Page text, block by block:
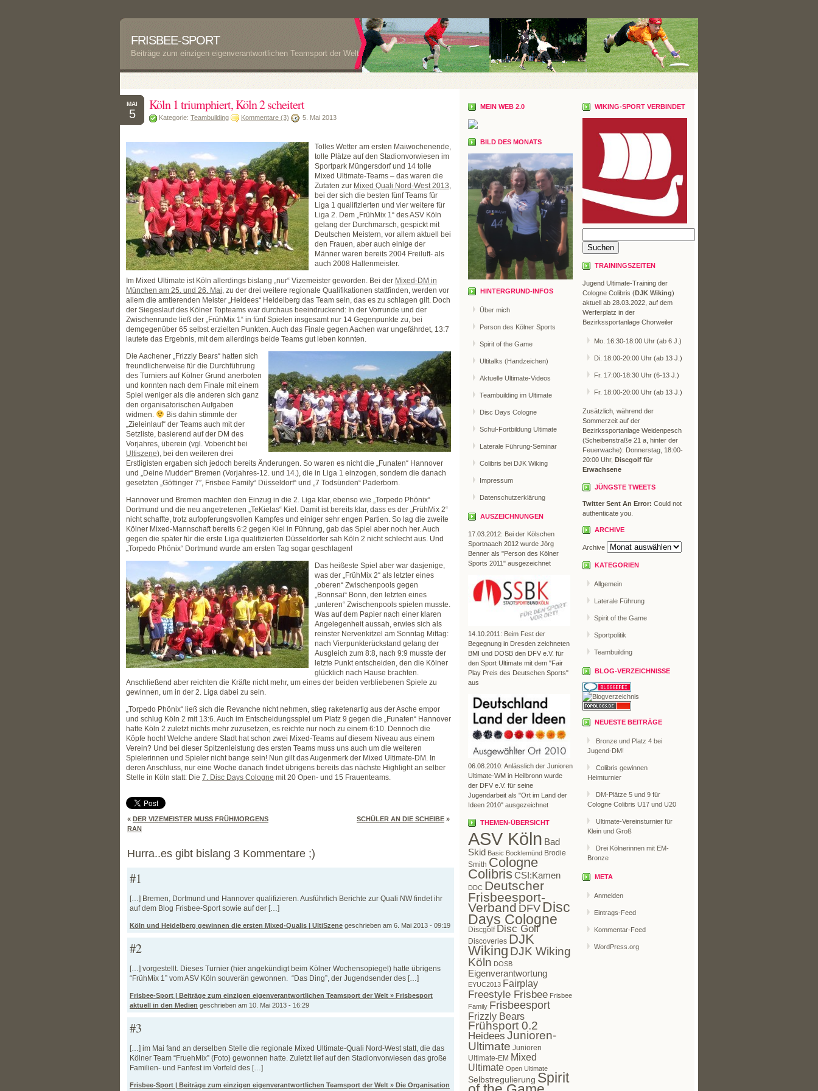
FRISBEE-SPORT
Beiträge zum einzigen eigenverantwortlichen Teamsport der Welt
MAI
5
Köln 1 triumphiert, Köln 2 scheitert
Kategorie: Teambuilding Kommentare (3) 5. Mai 2013
Tolles Wetter am ersten Maiwochenende,
tolle Plätze auf den Stadionvorwiesen im
Sportpark Müngersdorf und 14 tolle
Mixed Ultimate-Teams – das waren die
Zutaten zur Mixed Quali Nord-West 2013,
bei der sich die besten fünf Teams für
Liga 1 qualifizierten und vier weitere für
Liga 2. Dem „FrühMix 1“ des ASV Köln
gelang der Durchmarsch, gespickt mit
Deutschen Meistern, vor allem aktuell bei
den Frauen, aber auch einige der
Männer waren bereits 2004 Freiluft- als
auch 2008 Hallenmeister.
Im Mixed Ultimate ist Köln allerdings bislang „nur“ Vizemeister geworden. Bei der Mixed-DM in
München am 25. und 26. Mai, zu der drei weitere regionale Qualifikationen stattfinden, werden vor
allem die amtierenden Meister „Heidees“ Heidelberg das Team sein, das es zu schlagen gilt. Doch
der Siegeslauf des Kölner Topteams war durchaus beeindruckend: In der Vorrunde und der
Zwischenrunde ließ der „FrühMix 1“ in fünf Spielen insgesamt nur 14 Gegenpunkte zu, bei
demgegenüber 65 selbst erzielten Punkten. Auch das Finale gegen Aachen war ungefährdet, 13:7
lautete das Ergebnis, mit dem allerdings beide Teams gut leben konnten.
Die Aachener „Frizzly Bears“ hatten sich
freundlicherweise für die Durchführung
des Turniers auf Kölner Grund anerboten
und konnten nach dem Finale mit einem
Spiel weniger als die anderen sich ganz
den organisatorischen Aufgaben
widmen.
Bis dahin stimmte der
„Zieleinlauf“ der Teams auch mit der
Setzliste, basierend auf der DM des
Vorjahres, überein (vgl. Vobericht bei
Ultiszene), bei den weiteren drei
Erstligisten ergaben sich jedoch bereits Änderungen. So waren es nicht die „Funaten“ Hannover
und „Deine Mudder“ Bremen (Vorjahres-12. und 14.), die in Liga 1 einzogen, sondern die danach
gesetzten „Göttinger 7″, Frisbee Family“ Düsseldorf“ und „7 Todsünden“ Paderborn.
Hannover und Bremen machten den Einzug in die 2. Liga klar, ebenso wie „Torpedo Phönix“
Dortmund und die neu angetretenen „TeKielas“ Kiel. Damit ist bereits klar, dass es der „FrühMix 2“
nicht schaffte, trotz aufopferungsvollen Kampfes und einiger sehr engen Partien. So lag die zweite
Kölner Mixed-Mannschaft bereits 6:2 gegen Kiel in Führung, gab das Spiel aber noch her. Auch
gegen die später für die erste Liga qualifizierten Düsseldorfer sah Köln 2 nicht schlecht aus. Und
„Torpedo Phönix“ Dortmund wurde am ersten Tag sogar geschlagen!
Das heißeste Spiel aber war dasjenige,
was der „FrühMix 2“ als letzter eines
„oberen“ Zwischenpools gegen
„Bonnsai“ Bonn, den letzten eines
„unteren“ Zwischenpools spielen musste.
Was auf dem Papier nach einer klaren
Angelegenheit aussah, erwies sich als
reinster Nervenkitzel am Sonntag Mittag:
nach Vierpunkterückstand gelang der
Ausgleich zum 8:8, nach 9:9 musste der
letzte Punkt entscheiden, den die Kölner
glücklich nach Hause brachten.
Anschließend aber reichten die Kräfte nicht mehr, um eines der beiden verbliebenen Spiele zu
gewinnen, um in der 2. Liga dabei zu sein.
„Torpedo Phönix“ ließ sich die Revanche nicht nehmen, stieg raketenartig aus der Asche empor
und schlug Köln 2 mit 13:6. Auch im Entscheidungsspiel um Platz 9 gegen die „Funaten“ Hannover
hatte Köln 2 zuletzt nichts mehr zuzusetzen, es reichte nur noch zu einem 6:10. Dennoch die
Köpfe hoch! Welche andere Stadt hat schon zwei Mixed-Teams auf diesem Niveau aus einem
Verein? Und bei dieser Spitzenleistung des ersten Teams muss uns auch um die weiteren
Spielerinnen und Spieler nicht bange sein! Nun gilt das Augenmerk der Mixed Ultimate-DM. In
deren Anschluss, nur eine Woche danach findet übrigens bereits das nächste Highlight an selber
Stelle in Köln statt: Die 7. Disc Days Cologne mit 20 Open- und 15 Frauenteams.
« DER VIZEMEISTER MUSS FRÜHMORGENS
RAN
SCHÜLER AN DIE SCHEIBE »
Hurra..es gibt bislang 3 Kommentare ;)
#1
[…] Bremen, Dortmund und Hannover qualifizieren. Ausführlich Berichte zur Quali NW findet ihr
auf dem Blog Frisbee-Sport sowie auf der […]
Köln und Heidelberg gewinnen die ersten Mixed-Qualis | UltiSzene geschrieben am 6. Mai 2013 - 09:19
#2
[…] vorgestellt. Dieses Turnier (hier angekündigt beim Kölner Wochensopiegel) hatte übrigens
“FrühMix 1” vom ASV Köln souverän gewonnen. “Das Ding”, der Jugendsender des […]
Frisbee-Sport | Beiträge zum einzigen eigenverantwortlichen Teamsport der Welt » Frisbesport
aktuell in den Medien geschrieben am 10. Mai 2013 - 16:29
#3
[…] im Mai fand an derselben Stelle die regionale Mixed Ultimate-Quali Nord-West statt, die das
Kölner Team “FruehMix” (Foto) gewonnen hatte. Zuletzt lief auf den Stadionvorwiesen das große
Familien- und Fanfest im Vorfeld des […]
Frisbee-Sport | Beiträge zum einzigen eigenverantwortlichen Teamsport der Welt » Die Organisation
MEIN WEB 2.0
BILD DES MONATS
HINTERGRUND-INFOS
Über mich
Person des Kölner Sports
Spirit of the Game
Ultitalks (Handzeichen)
Aktuelle Ultimate-Videos
Teambuilding im Ultimate
Disc Days Cologne
Schul-Fortbildung Ultimate
Laterale Führung-Seminar
Colibris bei DJK Wiking
Impressum
Datenschutzerklärung
AUSZEICHNUNGEN
17.03.2012: Bei der Kölschen
Sportnaach 2012 wurde Jörg
Benner als "Person des Kölner
Sports 2011" ausgezeichnet
14.10.2011: Beim Fest der
Begegnung in Dresden zeichneten
BMI und DOSB den DFV e.V. für
den Sport Ultimate mit dem "Fair
Play Preis des Deutschen Sports"
aus
06.08.2010: Anlässlich der Junioren
Ultimate-WM in Heilbronn wurde
der DFV e.V. für seine
Jugendarbeit als "Ort im Land der
Ideen 2010" ausgezeichnet
THEMEN-ÜBERSICHT
ASV Köln Bad
Skid Basic Bocklemünd Brodie
Smith Cologne
ColibrisCSI:Kamen
DDC Deutscher
Frisbeesport-
Verband DFV Disc
Days Cologne
Discgolf Disc Golf
Discoveries DJK
Wiking DJK Wiking
Köln DOSB
Eigenverantwortung
EYUC2013 Fairplay
Freestyle Frisbee Frisbee
Family Frisbeesport
Frizzly Bears
Frühsport 0.2
Heidees Junioren-
Ultimate Junioren
Ultimate-EM Mixed
Ultimate Open Ultimate
Selbstregulierung Spirit
WIKING-SPORT VERBINDET
TRAININGSZEITEN
Jugend Ultimate-Training der
Cologne Colibris (DJK Wiking)
aktuell ab 28.03.2022, auf dem
Werferplatz in der
Bezirkssportanlage Chorweiler
Mo. 16:30-18:00 Uhr (ab 6 J.)
Di. 18:00-20:00 Uhr (ab 13 J.)
Fr. 17:00-18:30 Uhr (6-13 J.)
Fr. 18:00-20:00 Uhr (ab 13 J.)
Zusätzlich, während der
Sommerzeit auf der
Bezirkssportanlage Weidenpesch
(Scheibenstraße 21 a, hinter der
Feuerwache): Donnerstag, 18:00-
20:00 Uhr, Discgolf für
Erwachsene
JÜNGSTE TWEETS
Twitter Sent An Error: Could not
authenticate you.
ARCHIVE
Archive
KATEGORIEN
Allgemein
Laterale Führung
Spirit of the Game
Sportpolitik
Teambuilding
BLOG-VERZEICHNISSE
NEUESTE BEITRÄGE
Bronze und Platz 4 bei
Jugend-DM!
Colibris gewinnen
Heimturnier
DM-Plätze 5 und 9 für
Cologne Colibris U17 und U20
Ultimate-Vereinsturnier für
Klein und Groß
Drei Kölnerinnen mit EM-
Bronze
META
Anmelden
Eintrags-Feed
Kommentar-Feed
WordPress.org